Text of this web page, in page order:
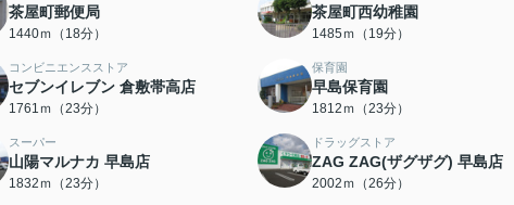
茶屋町郵便局
1440ｍ（18分）
茶屋町西幼稚園
1485ｍ（19分）
コンビニエンスストア
セブンイレブン 倉敷帯高店
1761ｍ（23分）
保育園
早島保育園
1812ｍ（23分）
スーパー
山陽マルナカ 早島店
1832ｍ（23分）
ドラッグストア
ZAG ZAG(ザグザグ) 早島店
2002ｍ（26分）